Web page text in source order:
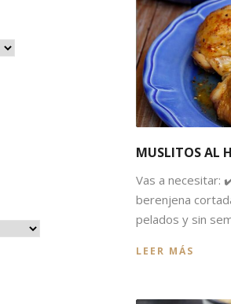
MUSLITOS AL
Vas a necesitar:
berenjena
pelados y sin
LEER MÁS